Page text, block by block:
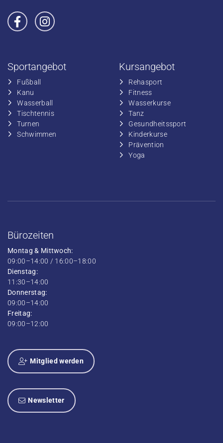
Sportangebot
Fußball
​Kanu
​Wasserball
​Tischtennis
​​Turnen
​​Schwimmen
Kursangebot
​Rehasport
​​Fitness
​​Wasserkurse
​​Tanz
​Gesundheitssport
​Kinderkurse
Prävention
Yoga
Bürozeiten
Montag & Mittwoch:
09:00–14:00 / 16:00–18:00
Dienstag:
11:30–14:00
Donnerstag:
09:00–14:00
Freitag:
09:00–12:00
Mitglied werden
Newsletter